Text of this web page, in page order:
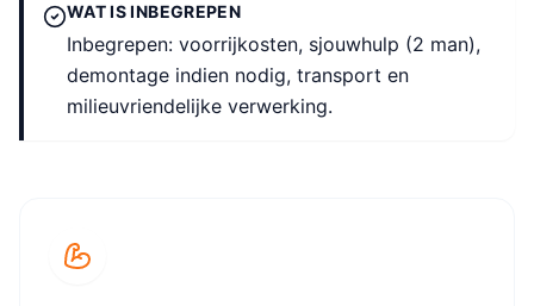
WAT IS INBEGREPEN
Inbegrepen: voorrijkosten, sjouwhulp (2 man),
demontage indien nodig, transport en
milieuvriendelijke verwerking.